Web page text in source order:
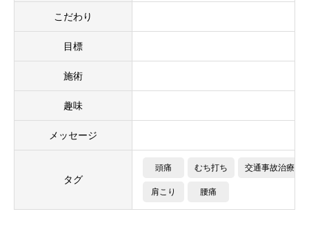
こだわり
目標
施術
趣味
メッセージ
タグ
頭痛 むち打ち 交通事故治療
肩こり 腰痛